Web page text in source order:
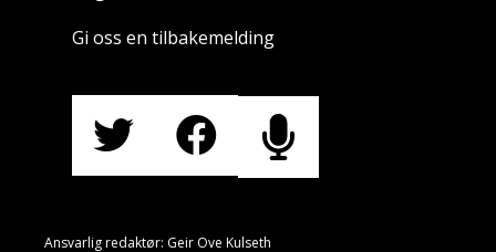
Gi oss en tilbakemelding
Ansvarlig redaktør: Geir Ove Kulseth